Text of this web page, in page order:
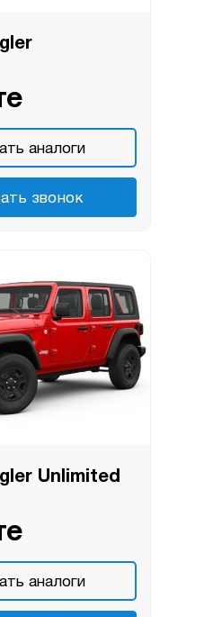
аналоги
звонок
Unlimited
аналоги